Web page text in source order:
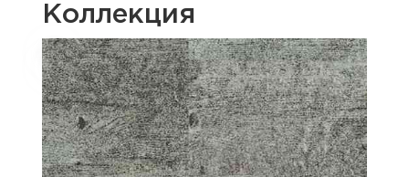
Коллекция